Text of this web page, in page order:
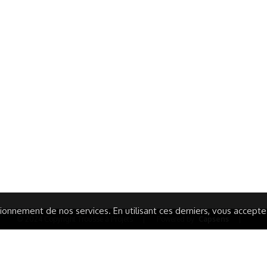
de nos services. En utilisant ces derniers, vous